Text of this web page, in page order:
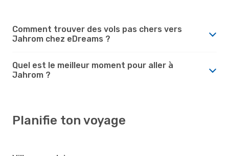
Comment trouver des vols pas chers vers
Jahrom chez eDreams ?
Quel est le meilleur moment pour aller à
Jahrom ?
Planifie ton voyage